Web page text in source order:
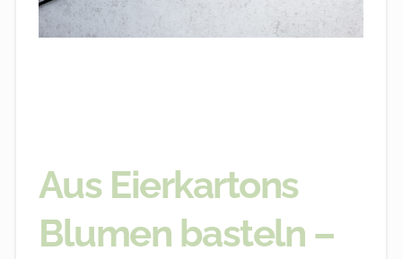
Aus Eierkartons
Blumen basteln –